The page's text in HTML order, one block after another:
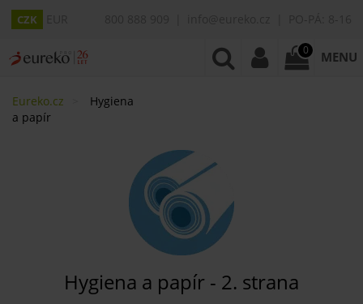
CZK
0 MENU
Eureko.cz
Hygiena
a papír
Hygiena a papír - 2. strana